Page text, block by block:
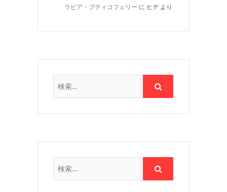
ラピア・ブティコフェリー に ヒデより